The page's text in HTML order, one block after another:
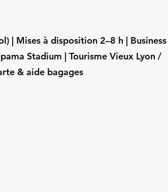
| Mises à disposition 2–8 h |
Stadium | Tourisme Vieux Lyon /
& aide bagages